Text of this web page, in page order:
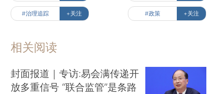
#治理追踪 +关注 #政策 +关注
相关阅读
封面报道｜专访:易会满传递开
放多重信号 “联合监管”是条路